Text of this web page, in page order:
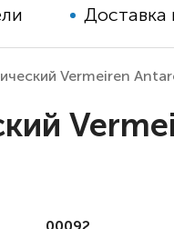
с ДЦП
Доставка
Vermeiren